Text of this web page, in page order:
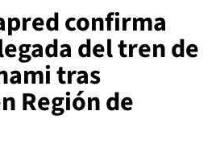
confirma
del tren de
tras
Región de